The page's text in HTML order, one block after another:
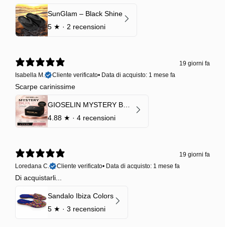
SunGlam – Black Shine
5 ★ · 2 recensioni
19 giorni fa
Isabella M.
Cliente verificato• Data di acquisto: 1 mese fa
Scarpe carinissime
4.88 ★ · 4 recensioni
19 giorni fa
Loredana C.
Cliente verificato• Data di acquisto: 1 mese fa
Di acquistarli...
Sandalo Ibiza Colors
5 ★ · 3 recensioni